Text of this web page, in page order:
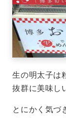
生の明太子は
抜群に美味し
とにかく気づ